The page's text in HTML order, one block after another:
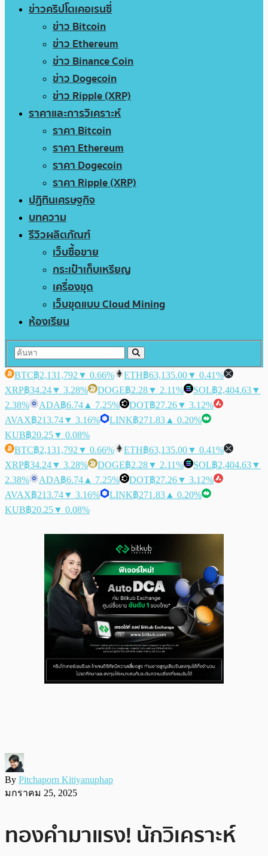
ข่าวคริปโตเคอเรนซี่
ข่าว Bitcoin
ข่าว Ethereum
ข่าว Binance Coin
ข่าว Dogecoin
ข่าว Ripple (XRP)
ราคาและการวิเคราะห์
ราคา Bitcoin
ราคา Ethereum
ราคา Dogecoin
ราคา Ripple (XRP)
ปฏิทินเศรษฐกิจ
บทความ
รีวิวผลิตภัณฑ์
เว็บซื้อขาย
กระเป๋าเก็บเหรียญ
เครื่องขุด
เว็บขุดแบบ Cloud Mining
ห้องเรียน
BTC฿2,131,792 ▼ 0.66% ETH฿63,135.00▼ 0.41%
XRP฿34.24▼ 3.28% DOGE฿2.28▼ 2.11% SOL฿2,404.63▼
2.38%
ADA฿6.74 ▲ 7.25% DOT฿27.26▼ 3.12%
AVAX฿213.74▼ 3.16% LINK฿271.83 ▲ 0.20%
KUB฿20.25▼ 0.08%
BTC฿2,131,792 ▼ 0.66% ETH฿63,135.00▼ 0.41%
XRP฿34.24▼ 3.28% DOGE฿2.28▼ 2.11% SOL฿2,404.63▼
2.38%
ADA฿6.74 ▲ 7.25% DOT฿27.26▼ 3.12%
AVAX฿213.74▼ 3.16% LINK฿271.83 ▲ 0.20%
KUB฿20.25▼ 0.08%
By Pitchaporn Kitiyanuphap
มกราคม 25, 2025
ทองคำมาแรง! นักวิเคราะห์